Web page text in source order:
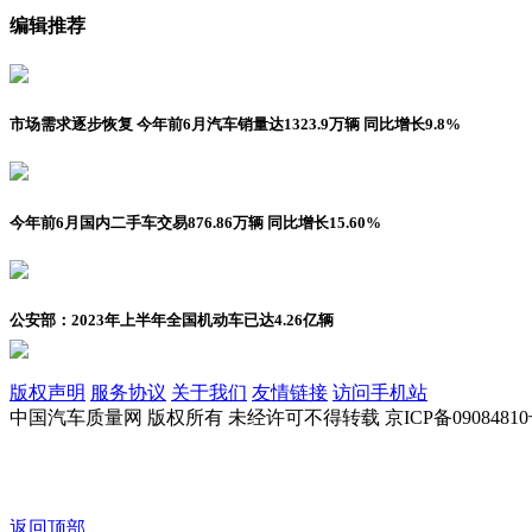
编辑推荐
市场需求逐步恢复 今年前6月汽车销量达1323.9万辆 同比增长9.8%
今年前6月国内二手车交易876.86万辆 同比增长15.60%
公安部：2023年上半年全国机动车已达4.26亿辆
版权声明 服务协议 关于我们 友情链接 访问手机站
中国汽车质量网 版权所有 未经许可不得转载 京ICP备09084810
返回顶部